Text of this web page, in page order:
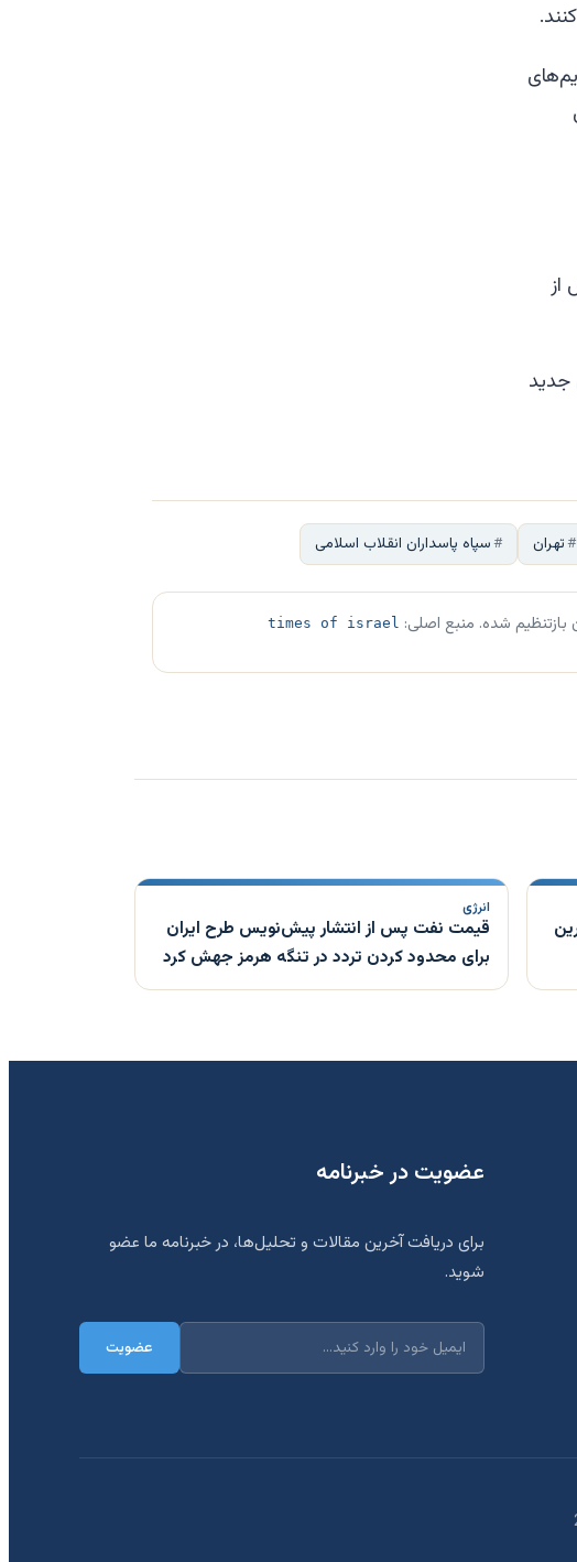
از
جدید
تهران سپاه پاسداران انقلاب اسلامی
شده. منبع اصلی: times of israel
انرژی
قیمت نفت پس از انتشار پیش‌نویس طرح ایران
برای محدود کردن تردد در تنگه هرمز جهش کرد
عضویت در خبرنامه
برای دریافت آخرین مقالات و تحلیل‌ها، در خبرنامه ما عضو
شوید.
عضویت